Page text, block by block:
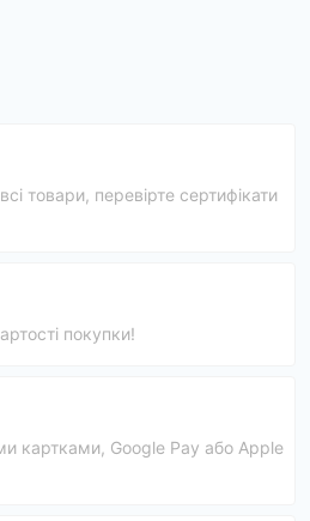
товари, перевірте сертифікати
покупки!
картками, Google Pay або Apple